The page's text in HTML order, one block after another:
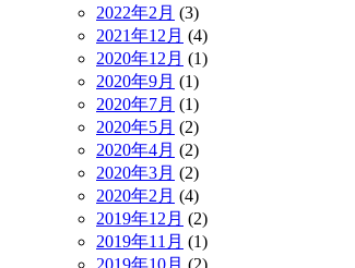
2022年2月 (3)
2021年12月 (4)
2020年12月 (1)
2020年9月 (1)
2020年7月 (1)
2020年5月 (2)
2020年4月 (2)
2020年3月 (2)
2020年2月 (4)
2019年12月 (2)
2019年11月 (1)
2019年10月 (2)